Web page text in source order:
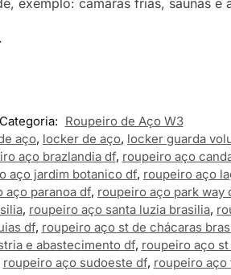
Categoria: Roupeiro de Aço W3
aço, locker de aço, locker guarda
aço brazlandia df, roupeiro aço
aço jardim botanico df, roupeiro aço
aço paranoa df, roupeiro aço park way
, roupeiro aço santa luzia brasilia,
df, roupeiro aço st de chácaras
e abastecimento df, roupeiro aço
roupeiro aço sudoeste df, roupeiro aço